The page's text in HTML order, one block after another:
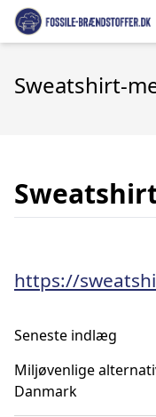
Sweatshirt-
https://
Seneste indlæg
Miljøvenlige
Danmark